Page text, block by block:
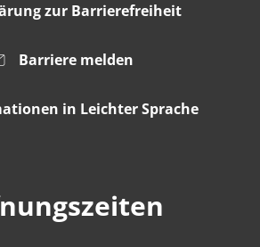
zur Barrierefreiheit
Barriere melden
in Leichter Sprache